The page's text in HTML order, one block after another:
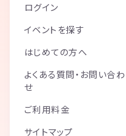
ログイン
イベントを探す
はじめての方へ
よくある質問・お問い合わ
せ
ご利用料金
サイトマップ